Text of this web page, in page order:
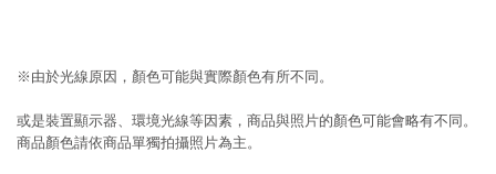
※由於光線原因，顏色可能與實際顏色有所不同。
或是裝置顯示器、環境光線等因素，商品與照片的顏色可能會略有不同。
商品顏色請依商品單獨拍攝照片為主。